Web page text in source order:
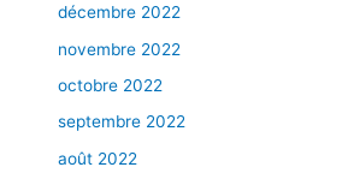
décembre 2022
novembre 2022
octobre 2022
septembre 2022
août 2022